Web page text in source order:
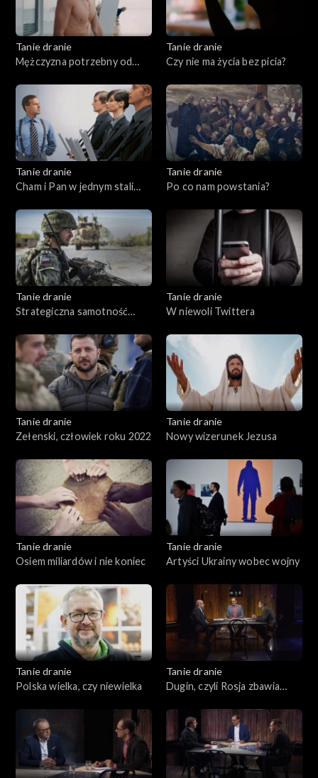
Tanie dranie
Mężczyzna potrzebny od
Tanie dranie
Czy nie ma życia bez picia?
Tanie dranie
Cham i Pan w jednym stali
Tanie dranie
Po co nam powstania?
Tanie dranie
Strategiczna samotność
Tanie dranie
W niewoli Twittera
Tanie dranie
Zełenski, człowiek roku 2022
Tanie dranie
Nowy wizerunek Jezusa
Tanie dranie
Osiem miliardów i nie koniec
Tanie dranie
Artyści Ukrainy wobec wojny
Tanie dranie
Polska wielka, czy niewielka
Tanie dranie
Dugin, czyli Rosja zbawia